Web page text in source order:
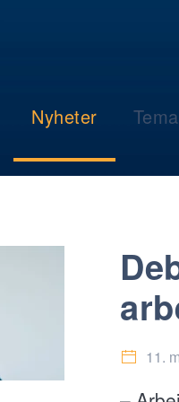
Nyheter
11.